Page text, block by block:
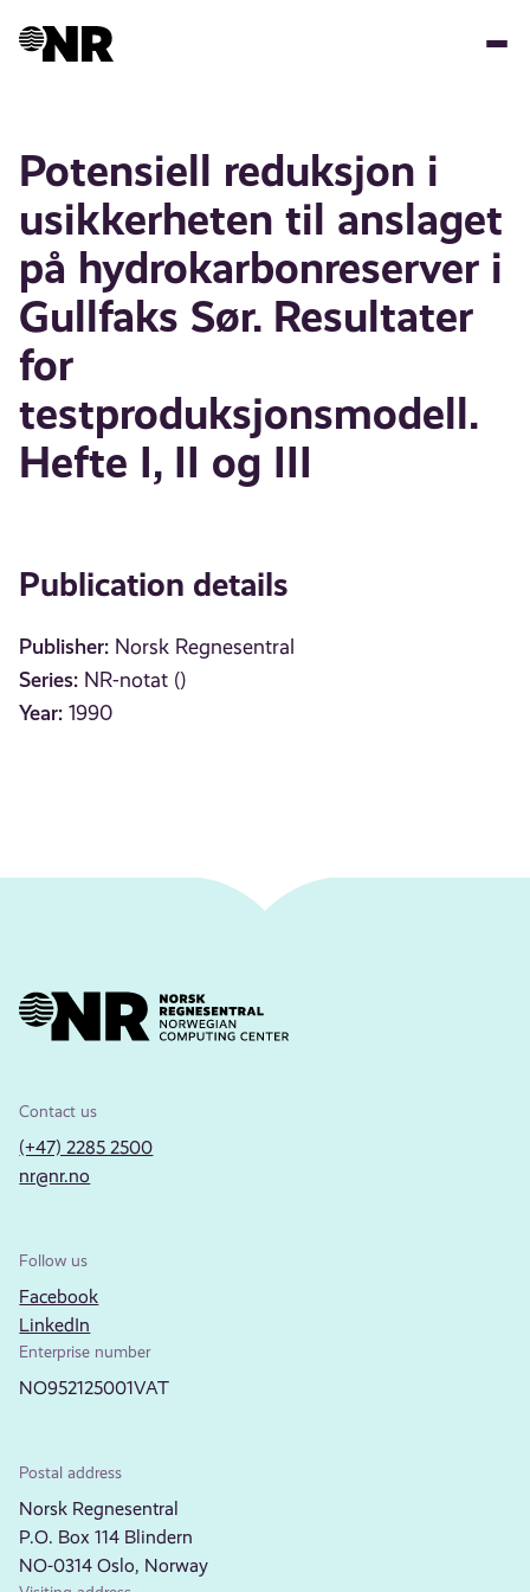
Potensiell reduksjon i
usikkerheten til anslaget
på hydrokarbonreserver i
Gullfaks Sør. Resultater
for
testproduksjonsmodell.
Hefte I, II og III
Publication details
Publisher: Norsk Regnesentral
Series: NR-notat ()
Year: 1990
Contact us
(+47) 2285 2500
nr@nr.no
Follow us
Facebook
LinkedIn
Enterprise number
NO952125001VAT
Postal address
Norsk Regnesentral
P.O. Box 114 Blindern
NO-0314 Oslo, Norway